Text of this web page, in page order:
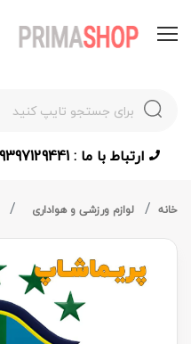
ارتباط با ما : 09397129441
خانه لوازم ورزشی و هواداری